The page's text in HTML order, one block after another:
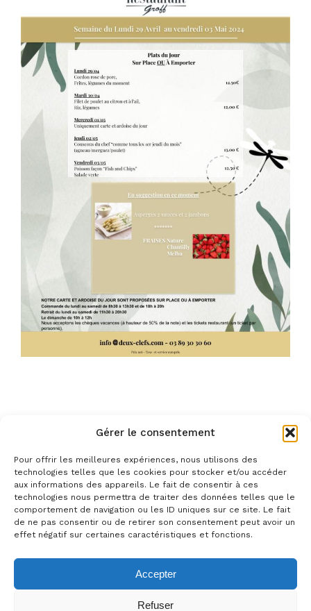
Gérer le consentement
Pour offrir les meilleures expériences, nous utilisons des
technologies telles que les cookies pour stocker et/ou accéder
aux informations des appareils. Le fait de consentir à ces
technologies nous permettra de traiter des données telles que le
comportement de navigation ou les ID uniques sur ce site. Le fait
de ne pas consentir ou de retirer son consentement peut avoir un
effet négatif sur certaines caractéristiques et fonctions.
Accepter
Refuser
© 2025 Hôtellerie Digitale. All Rights Reserved
Mentions Légales
Langue: